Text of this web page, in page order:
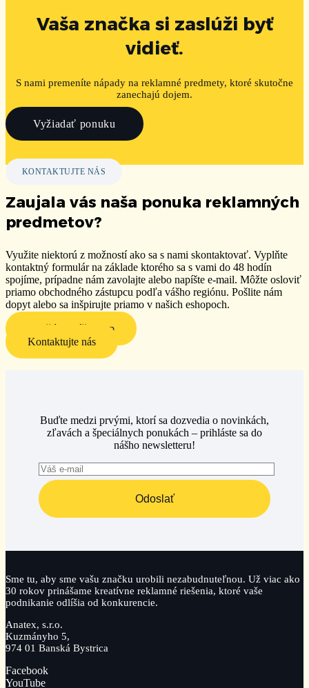
Vaša značka si zaslúži byť
vidieť.
S nami premeníte nápady na reklamné predmety, ktoré skutočne
zanechajú dojem.
Vyžiadať ponuku
KONTAKTUJTE NÁS
Zaujala vás naša ponuka reklamných
predmetov?
Využite niektorú z možností ako sa s nami skontaktovať. Vyplňte
kontaktný formulár na základe ktorého sa s vami do 48 hodín
spojíme, prípadne nám zavolajte alebo napíšte e-mail. Môžte osloviť
priamo obchodného zástupcu podľa vášho regiónu. Pošlite nám
dopyt alebo sa inšpirujte priamo v našich eshopoch.
Navštívte náš eshop
Kontaktujte nás
Buďte medzi prvými, ktorí sa dozvedia o novinkách,
zľavách a špeciálnych ponukách – prihláste sa do
nášho newsletteru!
Odoslať
Sme tu, aby sme vašu značku urobili nezabudnuteľnou. Už viac ako
30 rokov prinášame kreatívne reklamné riešenia, ktoré vaše
podnikanie odlíšia od konkurencie.
Anatex, s.r.o.
Kuzmányho 5,
974 01 Banská Bystrica
Facebook
YouTube